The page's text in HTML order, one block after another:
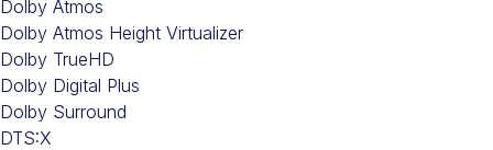
Dolby Atmos
Dolby Atmos Height Virtualizer
Dolby TrueHD
Dolby Digital Plus
Dolby Surround
DTS:X